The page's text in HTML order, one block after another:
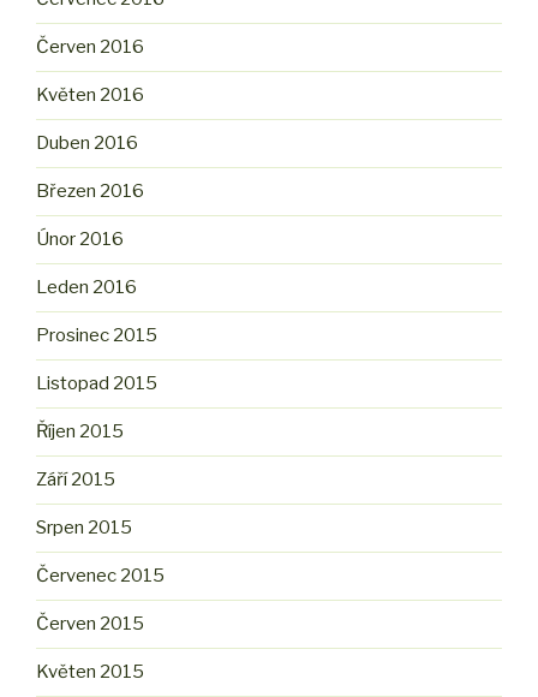
Červen 2016
Květen 2016
Duben 2016
Březen 2016
Únor 2016
Leden 2016
Prosinec 2015
Listopad 2015
Říjen 2015
Září 2015
Srpen 2015
Červenec 2015
Červen 2015
Květen 2015